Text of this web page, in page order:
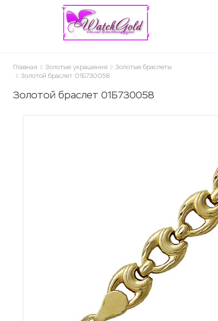
Главная Золотые украшения
Золотые браслеты
Золотой браслет 01Б730058
Золотой браслет 01Б730058